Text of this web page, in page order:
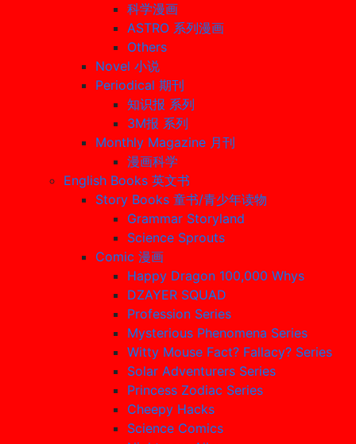
科学漫画
ASTRO 系列漫画
Others
Novel 小说
Periodical 期刊
知识报 系列
3M报 系列
Monthly Magazine 月刊
漫画科学
English Books 英文书
Story Books 童书/青少年读物
Grammar Storyland
Science Sprouts
Comic 漫画
Happy Dragon 100,000 Whys
DZAYER SQUAD
Profession Series
Mysterious Phenomena Series
Witty Mouse Fact? Fallacy? Series
Solar Adventurers Series
Princess Zodiac Series
Cheepy Hacks
Science Comics